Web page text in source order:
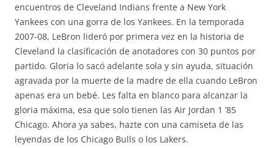
encuentros de Cleveland Indians frente a New York
Yankees con una gorra de los Yankees. En la temporada
2007-08, LeBron lideró por primera vez en la historia de
Cleveland la clasificación de anotadores con 30 puntos por
partido. Gloria lo sacó adelante sola y sin ayuda, situación
agravada por la muerte de la madre de ella cuando LeBron
apenas era un bebé. Les falta en blanco para alcanzar la
gloria máxima, esa que solo tienen las Air Jordan 1 ’85
Chicago. Ahora ya sabes, hazte con una camiseta de las
leyendas de los Chicago Bulls o los Lakers.